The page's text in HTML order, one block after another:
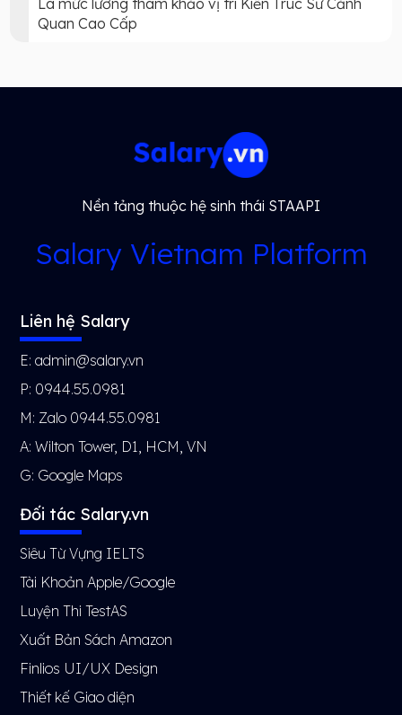
Là mức lương tham khảo vị trí Kiến Trúc Sư Cảnh
Quan Cao Cấp
Nền tảng thuộc hệ sinh thái STAAPI
Salary Vietnam Platform
Liên hệ Salary
E: admin@salary.vn
P: 0944.55.0981
M: Zalo 0944.55.0981
A: Wilton Tower, D1, HCM, VN
G: Google Maps
Đối tác Salary.vn
Siêu Từ Vựng IELTS
Tài Khoản Apple/Google
Luyện Thi TestAS
Xuất Bản Sách Amazon
Finlios UI/UX Design
Thiết kế Giao diện